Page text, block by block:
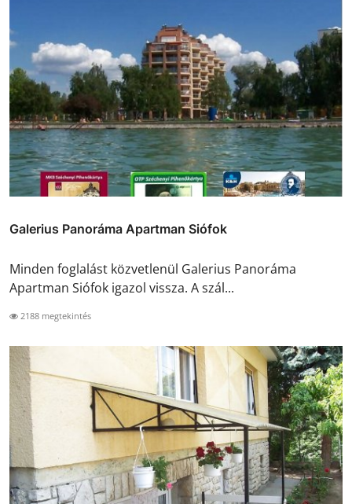
Galerius Panoráma Apartman Siófok
Minden foglalást közvetlenül Galerius Panoráma
Apartman Siófok igazol vissza. A szál...
2188 megtekintés